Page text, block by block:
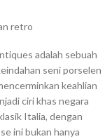
retro
adalah sebuah
seni porselen
keahlian
ciri khas negara
Italia, dengan
ini bukan hanya